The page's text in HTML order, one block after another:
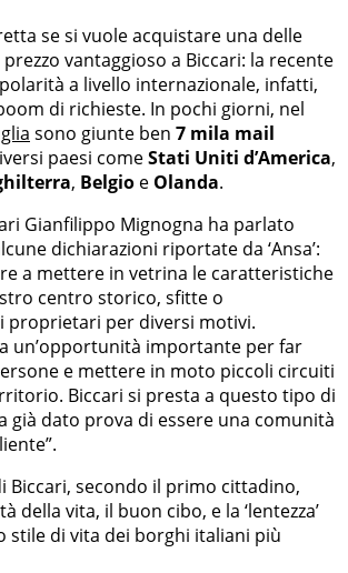
se si vuole acquistare una delle
vantaggioso a Biccari: la recente
a livello internazionale, infatti,
di richieste. In pochi giorni, nel
sono giunte ben 7 mila mail
paesi comeStati Uniti d’America,
, Belgio e Olanda.
Gianfilippo Mignogna ha parlato
dichiarazioni riportate da ‘Ansa’:
a mettere in vetrina le caratteristiche
centro storico, sfitte o
proprietari per diversi motivi.
un’opportunità importante per far
e mettere in moto piccoli circuiti
Biccari si presta a questo tipo di
già dato prova di essere una comunità
Biccari, secondo il primo cittadino,
della vita, il buon cibo, e la ‘lentezza’
stile di vita dei borghi italiani più